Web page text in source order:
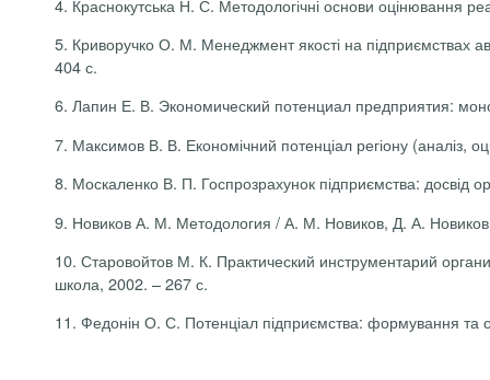
5. Криворучко О. М. Менеджмент якості на підприємствах
404 с.
6. Лапин Е. В. Экономический потенциал предприятия:
7. Максимов В. В. Економічний потенціал регіону (аналіз,
8. Москаленко В. П. Госпрозрахунок підприємства: досвід
9. Новиков А. М. Методология / А. М. Новиков, Д. А. Новиков
10. Старовойтов М. К. Практический инструментарий
школа, 2002. – 267 с.
11. Федонін О. С. Потенціал підприємства: формування та